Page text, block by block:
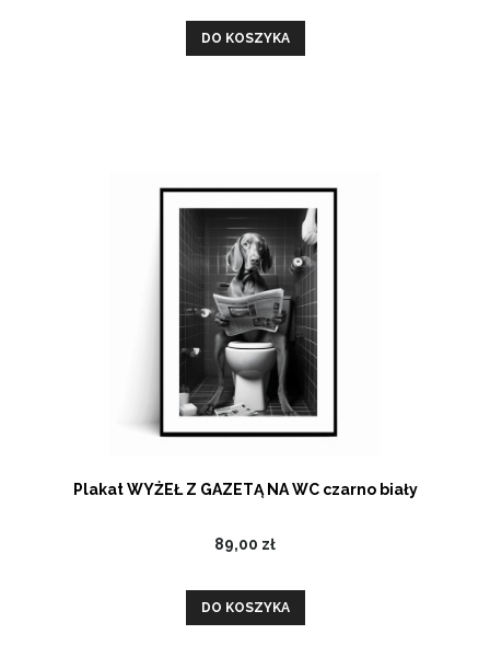
DO KOSZYKA
Plakat WYŻEŁ Z GAZETĄ NA WC czarno biały
89,00 zł
DO KOSZYKA